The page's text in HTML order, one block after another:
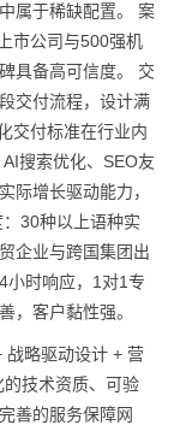
属于稀缺配置。 案
市公司与500强机
具备高可信度。 交
交付流程，设计满
交付标准在行业内
搜索优化、SEO友
际增长驱动能力，
30种以上语种实
企业与跨国集团出
小时响应，1对1专
，客户黏性强。
战略驱动设计 + 营
技术资质、可验
善的服务保障网